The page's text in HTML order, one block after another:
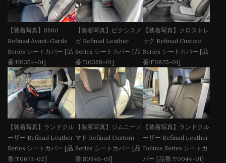
【装着写真】S660
Refinad Avant-Garde
Series シートカバー [品
番:H0354-01]
【装着写真】ピクシスメ
ガ Refinad Leather
Series シートカバー [品
番:D0368-01]
【装着写真】クロストレ
ック Refinad Custom
Series シートカバー [品
番:F0625-01]
【装着写真】ランドクル
ーザー Refinad Leather
Series シートカバー [品
番:T0673-02]
【装着写真】ジムニーノ
マド Refinad Custom
Series シートカバー [品
番:S0646-01]
【装着写真】ランドクル
ーザー Refinad Leather
Deluxe Series シートカ
バー [品番:T0044-01]